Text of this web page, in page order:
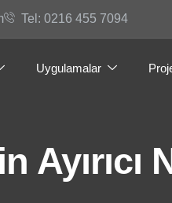
Tel: 0216 455 7094
Uygulamalar